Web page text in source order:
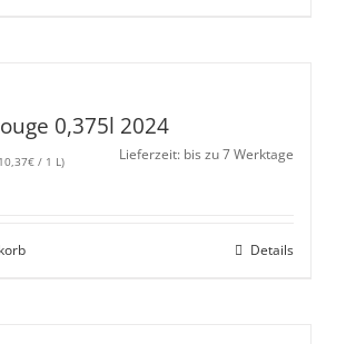
0,375l 2024
10,37€ / 1 L) Lieferzeit: bis zu 7 Werktage
Details